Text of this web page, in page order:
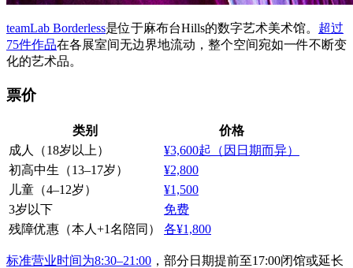
teamLab Borderless是位于麻布台Hills的数字艺术美术馆。 超过
75件作品在各展室间无边界地流动，整个空间宛如一件不断变
化的艺术品。
票价
类别
价格
成人（18岁以上）
¥3,600起（因日期而异）
初高中生（13–17岁）
¥2,800
儿童（4–12岁）
¥1,500
3岁以下
免费
残障优惠（本人+1名陪同）
各¥1,800
标准营业时间为8:30–21:00 ，部分日期提前至17:00闭馆或延长